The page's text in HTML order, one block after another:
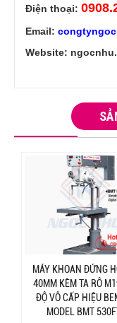
Điện thoại:
Email:
Website:
MÁY KHOAN ĐỨNG
40MM KÈM TA RÔ
ĐỘ VÔ CẤP HIỆU
MODEL BMT